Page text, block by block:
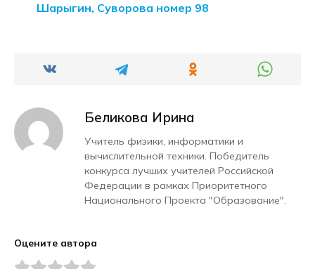
Шарыгин, Суворова номер 98
Беликова Ирина
Учитель физики, информатики и
вычислительной техники. Победитель
конкурса лучших учителей Российской
Федерации в рамках Приоритетного
Национального Проекта "Образование".
Оцените автора